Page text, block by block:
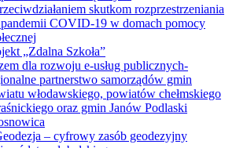
skutkom rozprzestrzeniania
COVID-19 w domach pomocy
„Zdalna Szkoła”
dla rozwoju e-usług publicznych-
partnerstwo samorządów gmin
włodawskiego, powiatów chełmskiego
oraz gmin Janów Podlaski
– cyfrowy zasób geodezyjny